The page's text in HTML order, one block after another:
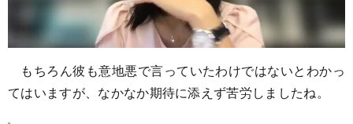
もちろん彼も意地悪で言っていたわけではないとわかっ
てはいますが、なかなか期待に添えず苦労しましたね。